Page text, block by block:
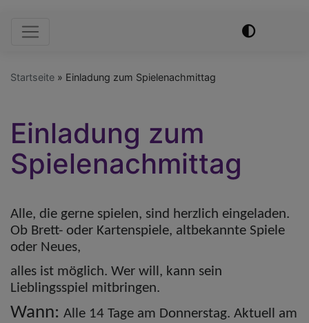
Hauptnavigation
Startseite Einladung zum Spielenachmittag
Einladung zum
Spielenachmittag
Alle, die gerne spielen, sind herzlich eingeladen.
Ob Brett- oder Kartenspiele, altbekannte Spiele
oder Neues,
alles ist möglich. Wer will, kann sein
Lieblingsspiel mitbringen.
Wann: Alle 14 Tage am Donnerstag. Aktuell am